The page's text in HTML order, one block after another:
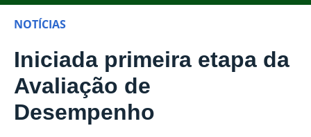
NOTÍCIAS
Iniciada primeira etapa da
Avaliação de
Desempenho